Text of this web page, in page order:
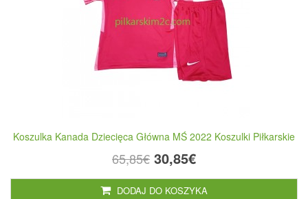
Koszulka Kanada Dziecięca Główna MŚ 2022 Koszulki Piłkarskie
65,85€ 30,85€
DODAJ DO KOSZYKA